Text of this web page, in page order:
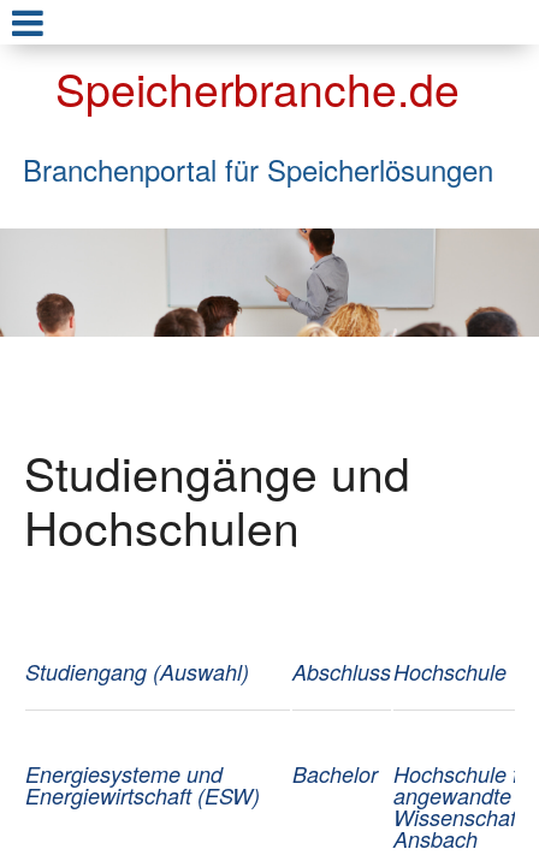
Speicherbranche.de
Branchenportal für Speicherlösungen
Studiengänge und
Hochschulen
Studiengang (Auswahl) AbschlussHochschule
Energiesysteme und
Energiewirtschaft (ESW)
Bachelor Hochschule für
angewandte
Ansbach